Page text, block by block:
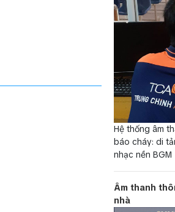
Hệ thống âm
báo cháy: di
nhạc nền BGM
Âm thanh
nhà